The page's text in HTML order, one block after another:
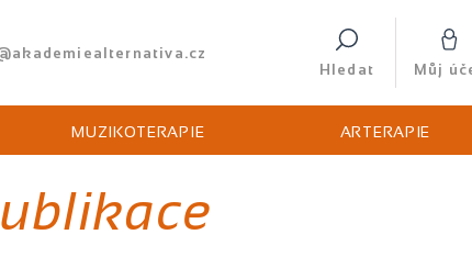
Hledat
Můj
MUZIKOTERAPIE ARTERAPIE
něco najít?